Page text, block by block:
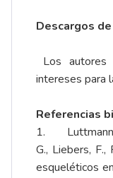
Descargos
Los
intereses para
Referencias
1. Luttmann,
G., Liebers,
esqueléticos